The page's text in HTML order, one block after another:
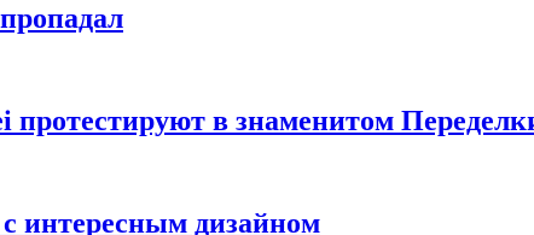
в знаменитом
интересным дизайном